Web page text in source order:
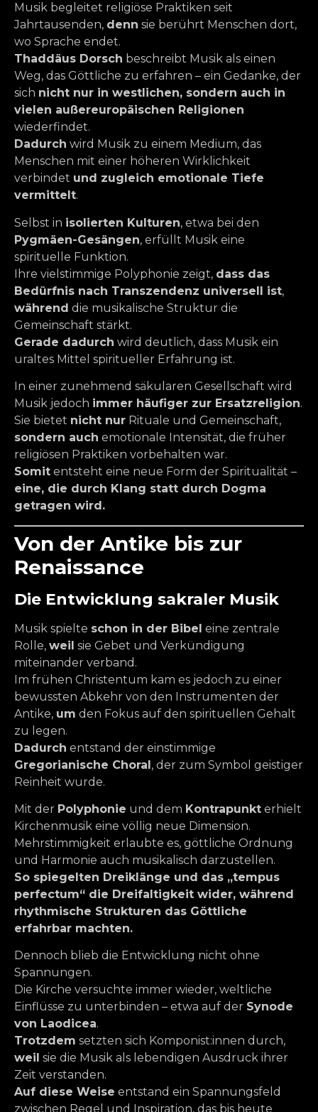
Musik begleitet religiöse Praktiken seit
Jahrtausenden, denn sie berührt Menschen dort,
wo Sprache endet.
Thaddäus Dorsch beschreibt Musik als einen
Weg, das Göttliche zu erfahren – ein Gedanke, der
sich nicht nur in westlichen, sondern auch in
vielen außereuropäischen Religionen
wiederfindet.
Dadurch wird Musik zu einem Medium, das
Menschen mit einer höheren Wirklichkeit
verbindet und zugleich emotionale Tiefe
vermittelt.
Selbst in isolierten Kulturen, etwa bei den
Pygmäen-Gesängen, erfüllt Musik eine
spirituelle Funktion.
Ihre vielstimmige Polyphonie zeigt, dass das
Bedürfnis nach Transzendenz universell ist,
während die musikalische Struktur die
Gemeinschaft stärkt.
Gerade dadurch wird deutlich, dass Musik ein
uraltes Mittel spiritueller Erfahrung ist.
In einer zunehmend säkularen Gesellschaft wird
Musik jedoch immer häufiger zur Ersatzreligion.
Sie bietet nicht nur Rituale und Gemeinschaft,
sondern auch emotionale Intensität, die früher
religiösen Praktiken vorbehalten war.
Somit entsteht eine neue Form der Spiritualität –
eine, die durch Klang statt durch Dogma
getragen wird.
Von der Antike bis zur
Renaissance
Die Entwicklung sakraler Musik
Musik spielte schon in der Bibel eine zentrale
Rolle, weil sie Gebet und Verkündigung
miteinander verband.
Im frühen Christentum kam es jedoch zu einer
bewussten Abkehr von den Instrumenten der
Antike, um den Fokus auf den spirituellen Gehalt
zu legen.
Dadurch entstand der einstimmige
Gregorianische Choral, der zum Symbol geistiger
Reinheit wurde.
Mit der Polyphonie und dem Kontrapunkt erhielt
Kirchenmusik eine völlig neue Dimension.
Mehrstimmigkeit erlaubte es, göttliche Ordnung
und Harmonie auch musikalisch darzustellen.
So spiegelten Dreiklänge und das „tempus
perfectum“ die Dreifaltigkeit wider, während
rhythmische Strukturen das Göttliche
erfahrbar machten.
Dennoch blieb die Entwicklung nicht ohne
Spannungen.
Die Kirche versuchte immer wieder, weltliche
Einflüsse zu unterbinden – etwa auf der Synode
von Laodicea.
Trotzdem setzten sich Komponist:innen durch,
weil sie die Musik als lebendigen Ausdruck ihrer
Zeit verstanden.
Auf diese Weise entstand ein Spannungsfeld
zwischen Regel und Inspiration, das bis heute